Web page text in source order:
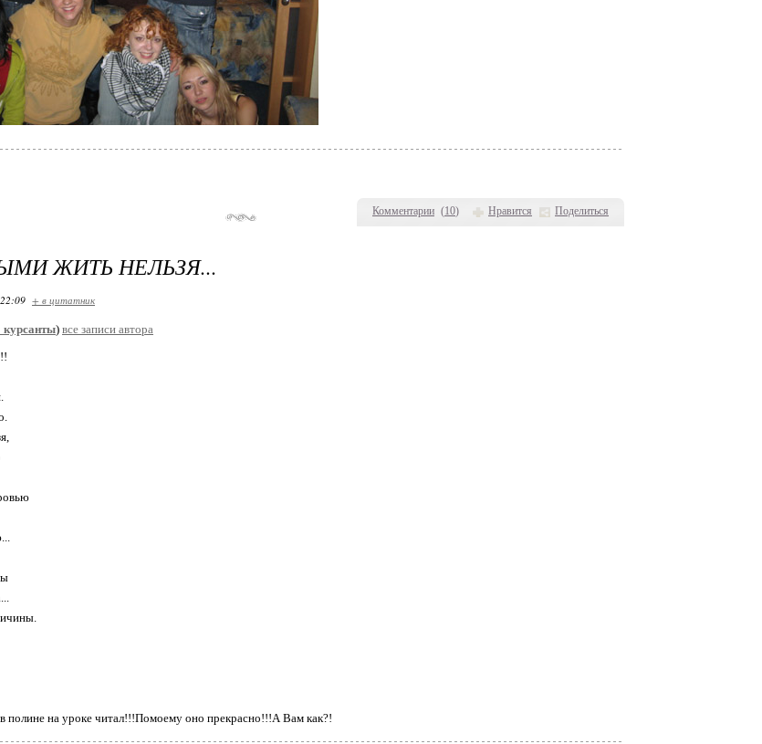
Комментарии (10) Нравится Поделиться
ЖИТЬ НЕЛЬЗЯ...
+ в цитатник
) все записи автора
полине на уроке читал!!!Помоему оно прекрасно!!!А Вам как?!